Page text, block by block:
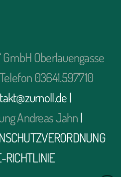
GmbH Oberlauengasse
Telefon 03641.597710
|
Andreas Jahn|
RICHTLINIE